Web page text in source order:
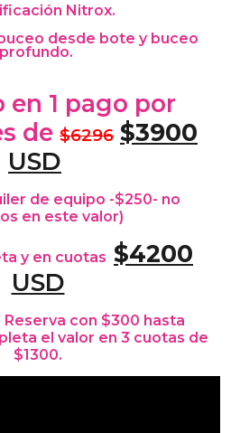
Nitrox.
desde bote y buceo
profundo.
en 1 pago por
de $6296 $3900
USD
de equipo -$250- no
en este valor)
y en cuotas $4200
USD
Reserva con $300 hasta
el valor en 3 cuotas de
$1300.